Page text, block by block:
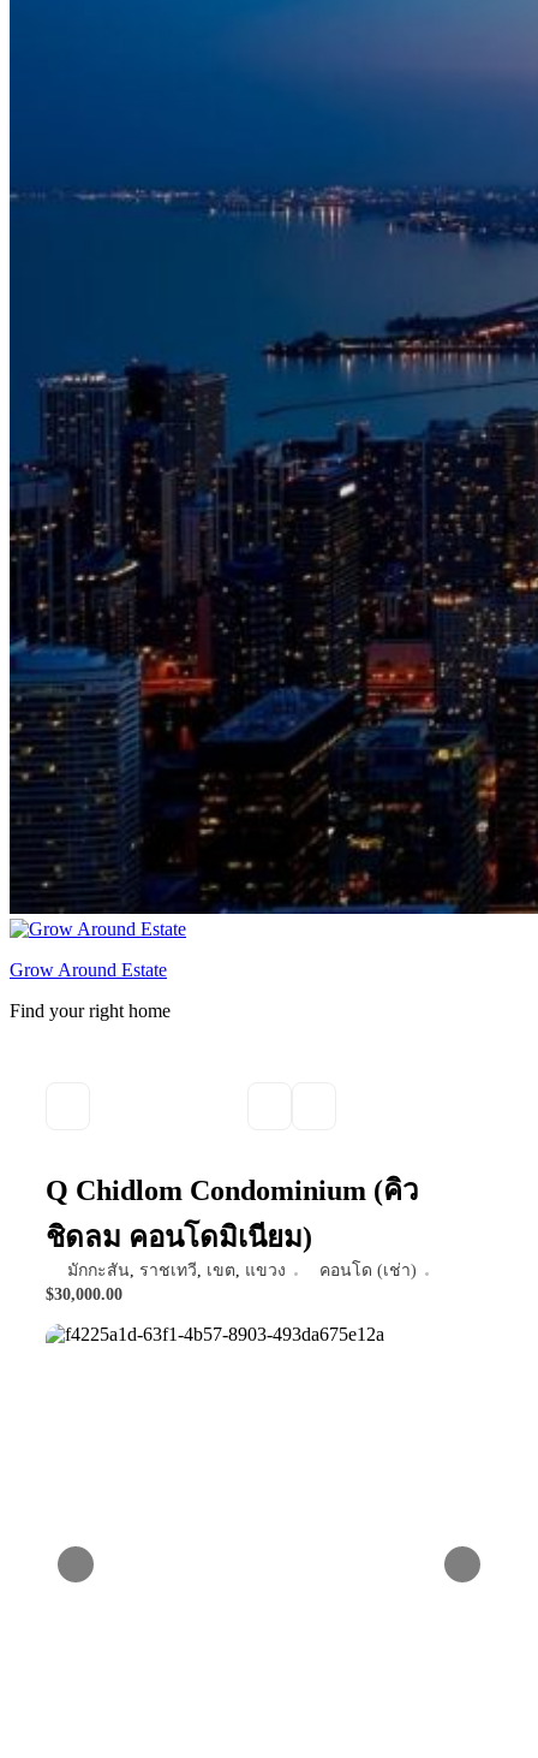
Grow Around Estate
Find your right home
Q Chidlom Condominium (คิว
ชิดลม คอนโดมิเนียม)
มักกะสัน, ราชเทวี, เขต, แขวง
คอนโด (เช่า)
$30,000.00